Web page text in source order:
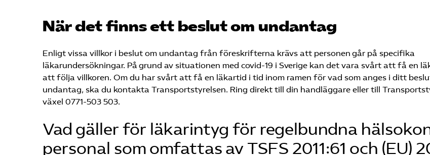
När det finns ett beslut om undantag
Enligt vissa villkor i beslut om undantag från föreskrifterna krävs att personen går på specifika
läkarundersökningar. På grund av situationen med covid-19 i Sverige kan det vara svårt att få en
att följa villkoren. Om du har svårt att få en läkartid i tid inom ramen för vad som anges i ditt
undantag, ska du kontakta Transportstyrelsen. Ring direkt till din handläggare eller till
växel 0771-503 503.
Vad gäller för läkarintyg för regelbundna
personal som omfattas av TSFS 2011:61 och (EU)